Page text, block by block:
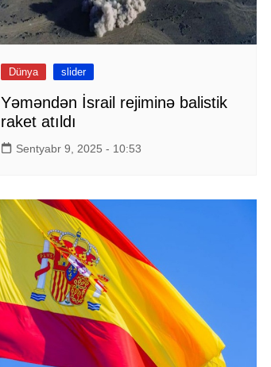
Dünya slider
Yəməndən İsrail rejiminə balistik
raket atıldı
Sentyabr 9, 2025 - 10:53